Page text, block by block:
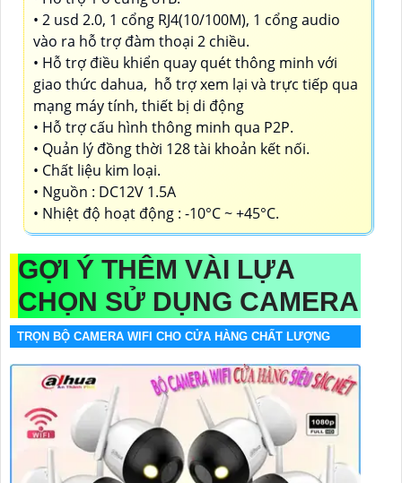
• 2 usd 2.0, 1 cổng RJ4(10/100M), 1 cổng audio
vào ra hỗ trợ đàm thoại 2 chiều.
• Hỗ trợ điều khiển quay quét thông minh với
giao thức dahua, hỗ trợ xem lại và trực tiếp qua
mạng máy tính, thiết bị di động
• Hỗ trợ cấu hình thông minh qua P2P.
• Quản lý đồng thời 128 tài khoản kết nối.
• Chất liệu kim loại.
• Nguồn : DC12V 1.5A
• Nhiệt độ hoạt động : -10°C ~ +45°C.
GỢI Ý THÊM VÀI LỰA
CHỌN SỬ DỤNG CAMERA
TRỌN BỘ CAMERA WIFI CHO CỬA HÀNG CHẤT LƯỢNG